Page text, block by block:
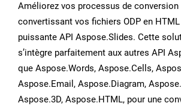
Améliorez vos processus de
convertissant vos fichiers ODP en
puissante API Aspose.Slides. Cette
s’intègre parfaitement aux autres API
que Aspose.Words, Aspose.Cells,
Aspose.Email, Aspose.Diagram,
Aspose.3D, Aspose.HTML, pour une